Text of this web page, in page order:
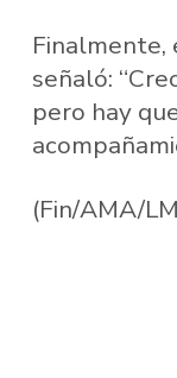
Finalmente,
señaló:
pero hay
(Fin/AMA/